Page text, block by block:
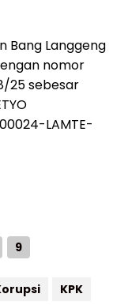
Bang Langgeng
nomor
25 sebesar
LAMTE-
9
KPK